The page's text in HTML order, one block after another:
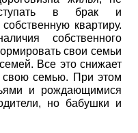
в брак и
квартиру.
собственного
свои семьи
Все это снижает
свою семью. При этом
и рождающимися
но бабушки и